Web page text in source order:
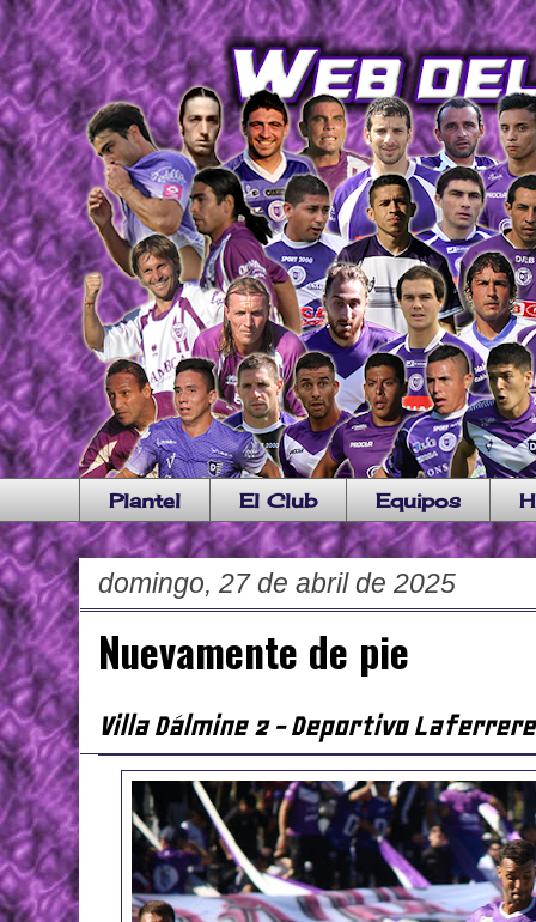
Plantel El Club Equipos
domingo, 27 de abril de 2025
Nuevamente de pie
Villa Dálmine 2 - Deportivo